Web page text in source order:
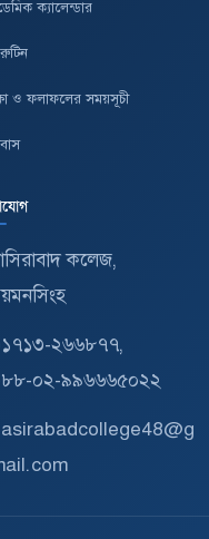
ক্যালেন্ডার
ও ফলাফলের সময়সূচী
কলেজ,
২৬৬৮৭৭,
০২-৯৯৬৬৬৫০২২